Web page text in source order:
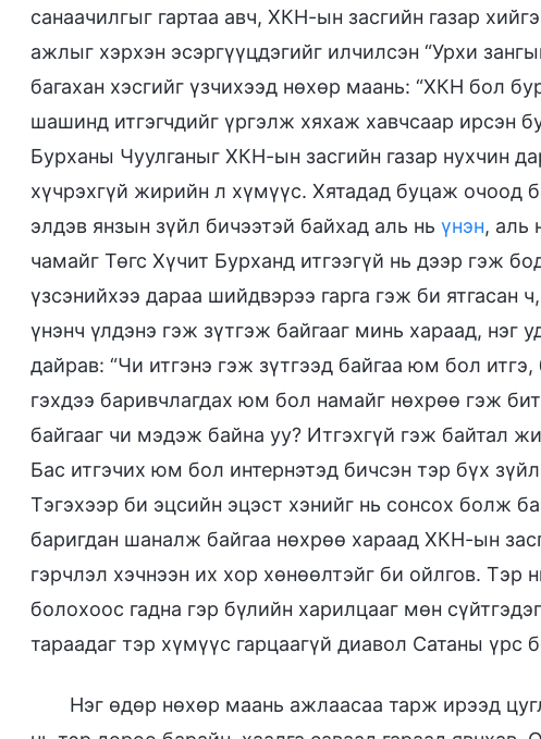
санаачилгыг гартаа авч, ХКН-ын засгийн газар
ажлыг хэрхэн эсэргүүцдэгийг илчилсэн “Урхи
багахан хэсгийг үзчихээд нөхөр маань: “ХКН бол
шашинд итгэгчдийг үргэлж хяхаж хавчсаар ирсэн
Бурханы Чуулганыг ХКН-ын засгийн газар нухчин
хүчрэхгүй жирийн л хүмүүс. Хятадад буцаж очоод
элдэв янзын зүйл бичээтэй байхад аль нь үнэн, аль
чамайг Төгс Хүчит Бурханд итгээгүй нь дээр гэж
үзсэнийхээ дараа шийдвэрээ гарга гэж би ятгасан
үнэнч үлдэнэ гэж зүтгэж байгааг минь хараад, нэг
дайрав: “Чи итгэнэ гэж зүтгээд байгаа юм бол
гэхдээ баривчлагдах юм бол намайг нөхрөө гэж
байгааг чи мэдэж байна уу? Итгэхгүй гэж байтал
Бас итгэчих юм бол интернэтэд бичсэн тэр бүх
Тэгэхээр би эцсийн эцэст хэнийг нь сонсох болж
баригдан шаналж байгаа нөхрөө хараад ХКН-ын
гэрчлэл хэчнээн их хор хөнөөлтэйг би ойлгов. Тэр
болохоос гадна гэр бүлийн харилцааг мөн
тараадаг тэр хүмүүс гарцаагүй диавол Сатаны үрс
Нэг өдөр нөхөр маань ажлаасаа тарж ирээд